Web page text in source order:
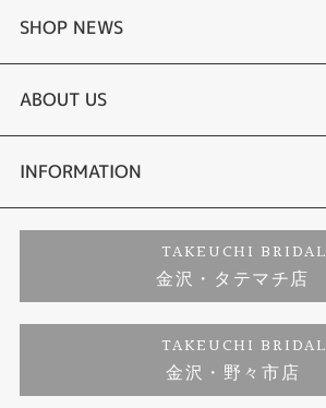
婚約指輪
結婚指輪
セットリング
婚約ネックレス
ダイヤモンド
ジュエリーリフォーム
SHOP NEWS
選ばれる理由まとめ
お客様の声
プロポーズサポート
ブランドリスト
福井指輪工房｜手作りペアリング
ABOUT US
会社概要
お客様の声
INFORMATION
プライバシーポリシー
TAKEUCHI BRIDAL
金沢・タテマチ店
TAKEUCHI BRIDAL
金沢・野々市店